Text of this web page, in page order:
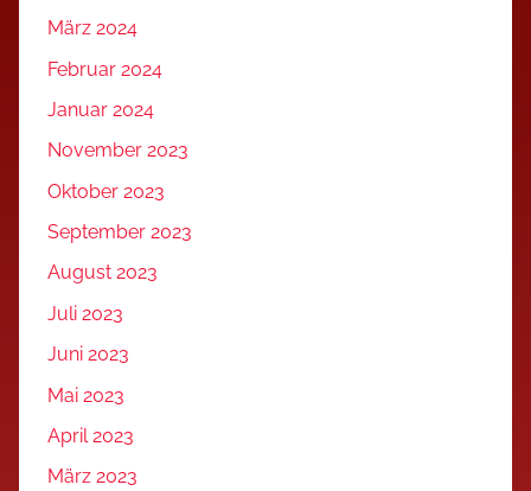
März 2024
Februar 2024
Januar 2024
November 2023
Oktober 2023
September 2023
August 2023
Juli 2023
Juni 2023
Mai 2023
April 2023
März 2023